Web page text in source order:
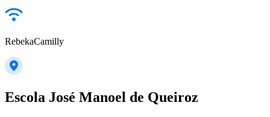
RebekaCamilly
Escola José Manoel de Queiroz